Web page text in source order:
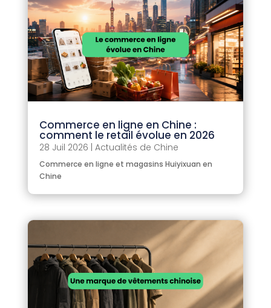
Commerce en ligne en Chine :
comment le retail évolue en 2026
28 Juil 2026 Actualités de Chine
Commerce en ligne et magasins Huiyixuan en
Chine